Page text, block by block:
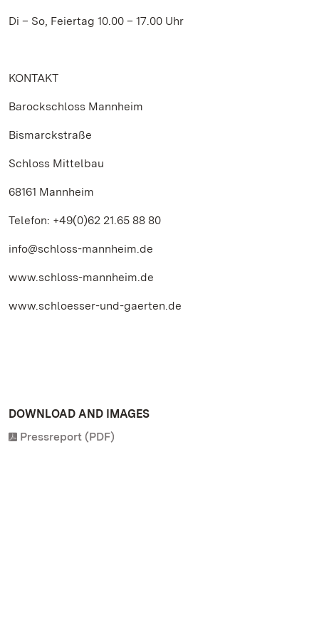
Di – So, Feiertag 10.00 – 17.00 Uhr
KONTAKT
Barockschloss Mannheim
Bismarckstraße
Schloss Mittelbau
68161 Mannheim
Telefon: +49(0)62 21.65 88 80
info@schloss-mannheim.de
www.schloss-mannheim.de
www.schloesser-und-gaerten.de
DOWNLOAD AND IMAGES
Pressreport (PDF)